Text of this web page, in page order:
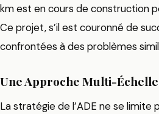
km est en cours de construction
Ce projet, s’il est couronné de
confrontées à des problèmes
Une Approche Multi-
La stratégie de l’ADE ne se limite